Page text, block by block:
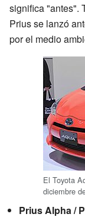
significa "antes".
Prius se lanzó
por el medio
El Toyota
diciembre
Prius Alpha /